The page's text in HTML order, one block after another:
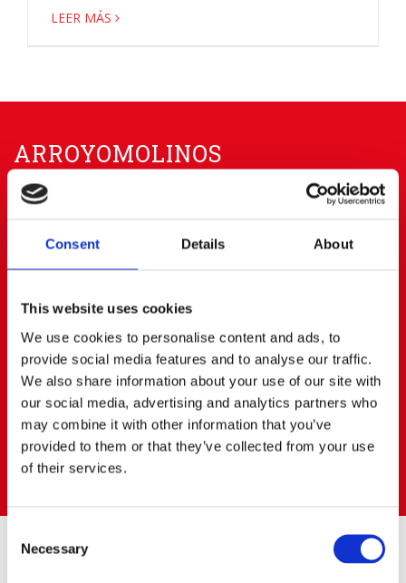
Consent Details About
This website uses cookies
We use cookies to personalise content and ads, to
provide social media features and to analyse our traffic.
We also share information about your use of our site with
our social media, advertising and analytics partners who
may combine it with other information that you’ve
provided to them or that they’ve collected from your use
of their services.
Selection
Necessary
LEER MÁS
ARROYOMOLINOS
91 668 63 40
Parque Empresarial PARQUE 22
BOADILLA DEL MONTE
boadilla@cerratoalquiler.es
Calle Artesanos Nº 13
Pol. Ind. PRADO DEL ESPINO
28660 BOADILLA DEL MONTE (Madrid)